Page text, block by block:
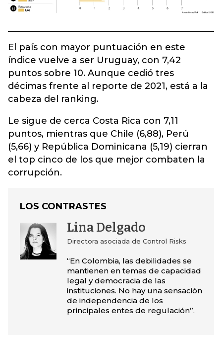
El país con mayor puntuación en este
índice vuelve a ser Uruguay, con 7,42
puntos sobre 10. Aunque cedió tres
décimas frente al reporte de 2021, está a la
cabeza del ranking.
Le sigue de cerca Costa Rica con 7,11
puntos, mientras que Chile (6,88), Perú
(5,66) y República Dominicana (5,19) cierran
el top cinco de los que mejor combaten la
corrupción.
LOS CONTRASTES
Lina Delgado
Directora asociada de Control Risks
“En Colombia, las debilidades se
mantienen en temas de capacidad
legal y democracia de las
instituciones. No hay una sensación
de independencia de los
principales entes de regulación”.